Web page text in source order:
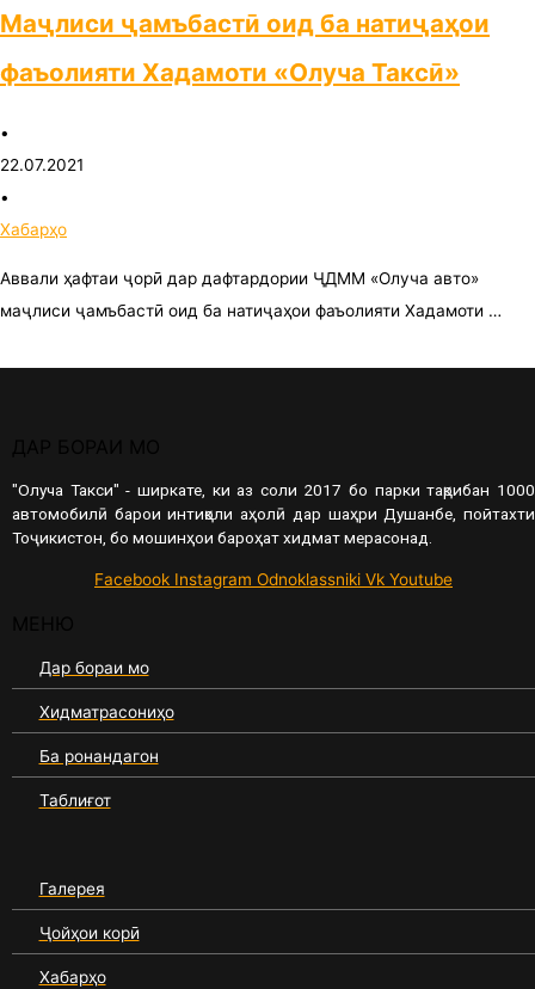
Маҷлиси ҷамъбастӣ оид ба натиҷаҳои
фаъолияти Хадамоти «Олуча Таксӣ»
•
22.07.2021
•
Хабарҳо
Аввали ҳафтаи ҷорӣ дар дафтардории ҶДММ «Олуча авто»
маҷлиси ҷамъбастӣ оид ба натиҷаҳои фаъолияти Хадамоти …
"Олуча Такси" - ширкате, ки аз соли 2017 бо парки тақрибан 1000
автомобилӣ барои интиқоли аҳолӣ дар шаҳри Душанбе, пойтахти
Тоҷикистон, бо мошинҳои бароҳат хидмат мерасонад.
Facebook Instagram Odnoklassniki Vk Youtube
Дар бораи мо
Хидматрасониҳо
Ба ронандагон
Таблиғот
Галерея
Ҷойҳои корӣ
Хабарҳо